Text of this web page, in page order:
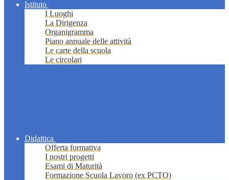
Istituto
I Luoghi
La Dirigenza
Organigramma
Piano annuale delle attività
Le carte della scuola
Le circolari
Didattica
Offerta formativa
I nostri progetti
Esami di Maturità
Formazione Scuola Lavoro (ex PCTO)